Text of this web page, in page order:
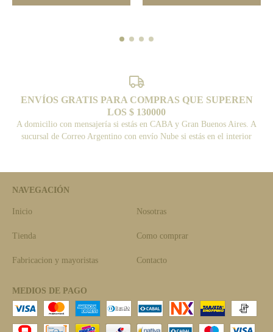
ENVÍOS GRATIS PARA COMPRAS QUE SUPEREN
LOS $ 130000
A domicilio con mensajería si estás en CABA y Gran Buenos Aires. A
sucursal de Correo Argentino con envío Nube si estás en el interior
NAVEGACIÓN
Inicio Nosotras
Tienda Como comprar
Fabricacion y mayoristas Contacto
MEDIOS DE PAGO